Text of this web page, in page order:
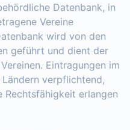
Datenbank, in
Vereine
wird von den
geführt und dient der
Eintragungen im
verpflichtend,
Rechtsfähigkeit erlangen